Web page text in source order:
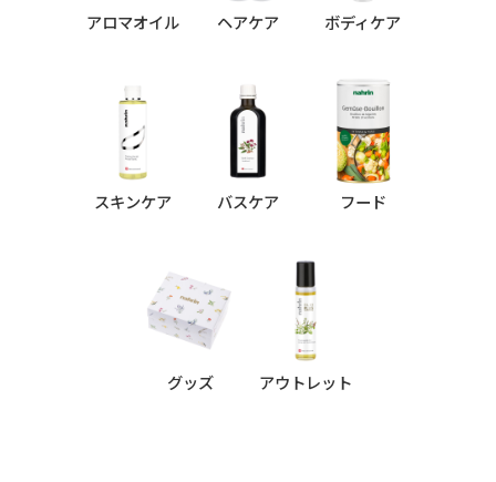
アロマオイル ヘアケア ボディケア
スキンケア バスケア フード
グッズ アウトレット